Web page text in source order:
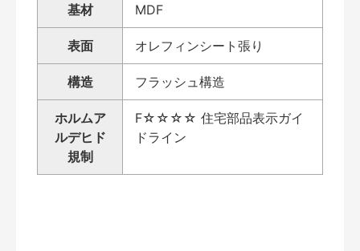
基材 MDF
表面 オレフィンシート張り
構造 フラッシュ構造
ホルムア
ルデヒド
規制
F☆☆☆☆ 住宅部品表示ガイ
ドライン